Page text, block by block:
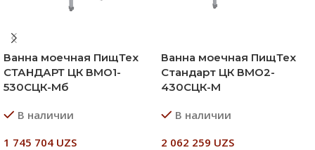
Ванна моечная ПищТех
СТАНДАРТ ЦК ВМО1-
530СЦК-Мб
В наличии
1 745 704 UZS
Ванна моечная ПищТех
Стандарт ЦК ВМО2-
430СЦК-М
В наличии
2 062 259 UZS